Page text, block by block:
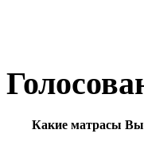
Какие матрасы Вы